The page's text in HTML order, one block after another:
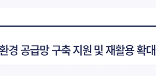
경 공급망 구축 지원 및 재활용 확대